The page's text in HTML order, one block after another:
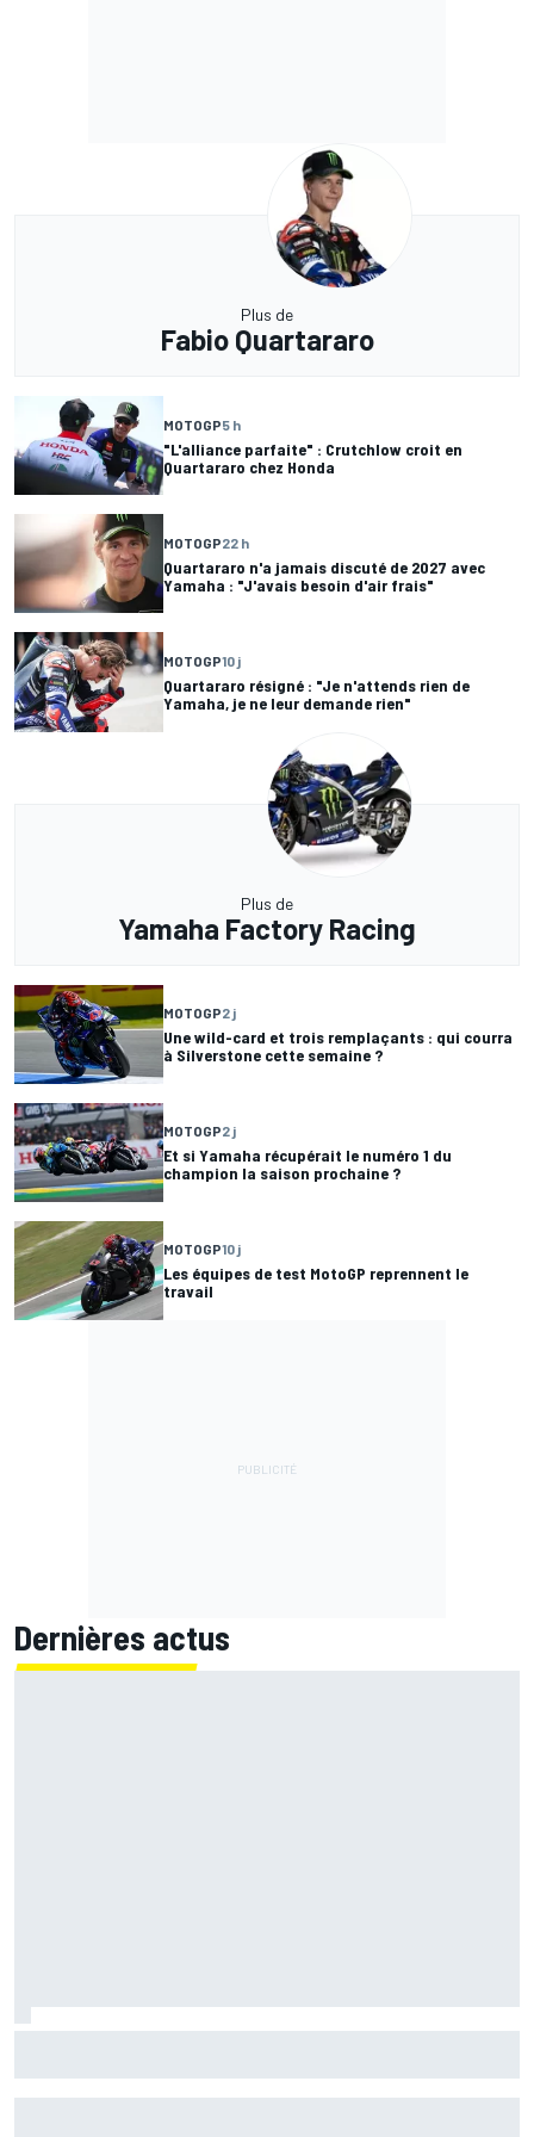
Plus de
Fabio Quartararo
MOTOGP5 h
"L'alliance parfaite" : Crutchlow croit en
Quartararo chez Honda
MOTOGP22 h
Quartararo n'a jamais discuté de 2027 avec
Yamaha : "J'avais besoin d'air frais"
MOTOGP10 j
Quartararo résigné : "Je n'attends rien de
Yamaha, je ne leur demande rien"
Plus de
Yamaha Factory Racing
MOTOGP2 j
Une wild-card et trois remplaçants : qui courra
à Silverstone cette semaine ?
MOTOGP2 j
Et si Yamaha récupérait le numéro 1 du
champion la saison prochaine ?
MOTOGP10 j
Les équipes de test MotoGP reprennent le
travail
Dernières actus